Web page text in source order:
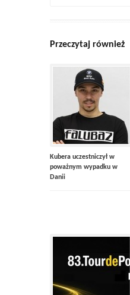
Przeczytaj również
Kubera uczestniczył w
poważnym wypadku w
Danii